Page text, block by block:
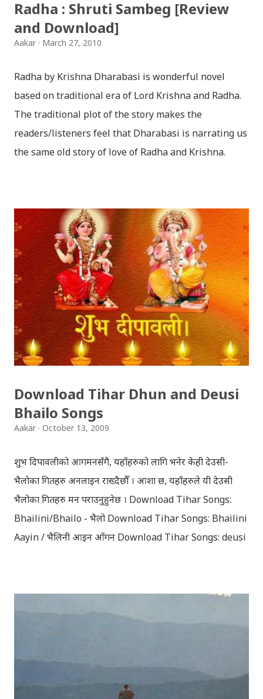
मरेपनि मेरो देश बाँचिराखोस / ma marepan...
Radha : Shruti Sambeg [Review
and Download]
Aakar March 27, 2010
Radha by Krishna Dharabasi is wonderful novel
based on traditional era of Lord Krishna and Radha.
The traditional plot of the story makes the
readers/listeners feel that Dharabasi is narrating us
the same old story of love of Radha and Krishna.
it speaks of so many hidden things that we will be
amazed while ending it up. Radha and Krishna are
the eternal lovers. Lord Krishna and Radha are
together since childhood. But in teenage they are
separated (as in the traditional story) and Lord
Krishna has to go away leaving Vindraban for
fulfilling the task for which he has taken birth.This
brings tragedy to Radha and all the people in
Vindraban. Radha waits for Krishna to arrive but he
Later she sets out as a Yogini in a long voyage to
search self, leaving her parents. She is accompanied
by her friend Bisakha everywhere she went. Radha
Download Tihar Dhun and Deusi
Bhailo Songs
Aakar October 13, 2009
शुभ दिपावलीको आगमनसँगै, यहाँहरुको लागि भनेर केही देउसी-
भैलोका गितहरु अनलाइन राख्दैछौँ । आशा छ, यहाँहरुले यी देउसी
भैलोका गितहरु मन पराउनुहुनेछ । Download Tihar Songs:
Bhailini/Bhailo - भैलो Download Tihar Songs: Bhailini
Aayin / भैलिनी आइन आँगन Download Tihar Songs: deusi
Songs: diyo baali sanjh ko / दियो बाली साँझ को
Download: Tihar Dhun (Deusi,Bhailo)/ तिहार धुन(देउसी
गितहरुलाई हामीले यहाँ एकै ठाउँमा सजिलोको लागि राखिदिएको मात्र
हौँ । तपाई यदि यी गित संगितको सर्जक हुनुहुन्छ र गित संगित यहाँबाट